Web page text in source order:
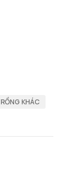
KHÁC